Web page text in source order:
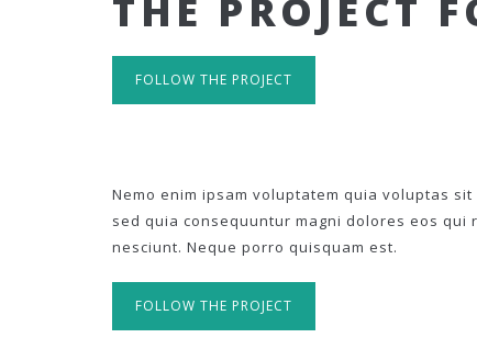
THE PROJECT
FOLLOW THE PROJECT
Nemo enim ipsam voluptatem quia voluptas
sed quia consequuntur magni dolores eos qui
nesciunt. Neque porro quisquam est.
FOLLOW THE PROJECT